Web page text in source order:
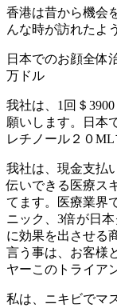
香港は昔から機会
んな時が訪れたよ
日本でのお顔全体
万ドル
我社は、1回＄
願いします。日本
レチノール２０ML
我社は、現金支払
伝いできる医療ス
てます。医療業界
ニック、3倍が日
に効果を出させる
言う事は、お客様
ヤーこのトライア
私は、ニキビでマ